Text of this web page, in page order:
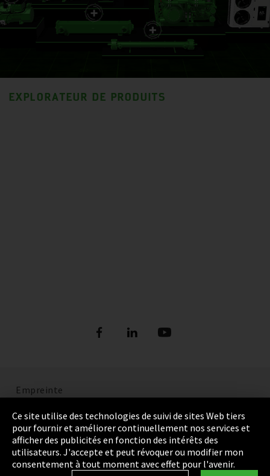
EXPLORATEUR DE PRODUITS
Empreinte
Politique de confidentialité
Cookie Settings
Termes et Conditions
Ce site utilise des technologies de suivi de sites Web tiers
pour fournir et améliorer continuellement nos services et
afficher des publicités en fonction des intérêts des
utilisateurs. J'accepte et peut révoquer ou modifier mon
consentement à tout moment avec effet pour l'avenir.